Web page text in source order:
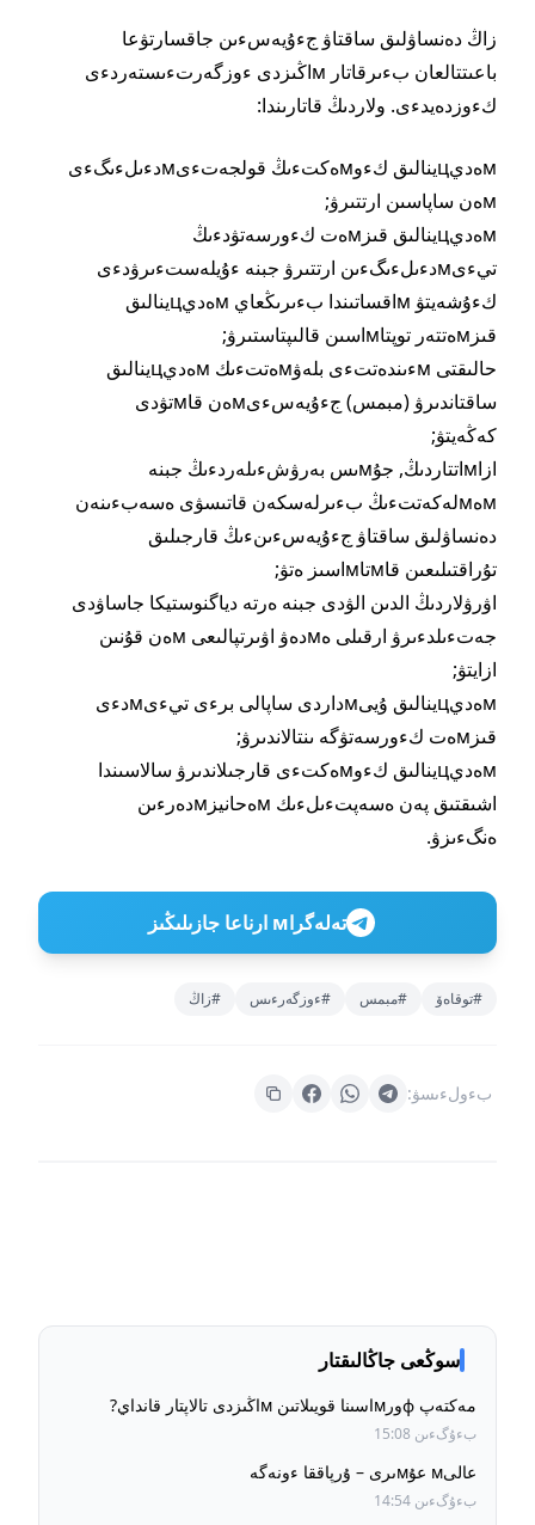
زاڭ دەنساۋلىق ساقتاۋ جءۇيەسءىن جاقسارتۋعا
باعىتتالعان بءىرقاتار мاڭىزدى ءوزگەرتءىستەردءى
كءوزدەيدءى. ولاردىڭ قاتارىندا:
мەديцينالىق كءوмەكتءىڭ قولجەتءىмدءىلءىگءى
мەن ساپاسىن ارتتىرۋ;
мەديцينالىق قىزмەت كءورسەتۋدءىڭ
تيءىмدءىلءىگءىن ارتتىرۋ جبنە ءۇيلەستءىرۋدءى
كءۇشەيتۋ мاقساتىندا بءىرىڭعاي мەديцينالىق
قىزмەتتەر توپتاмاسىن قالىپتاستىرۋ;
حالىقتى мءىندەتتءى بلەۋмەتتءىك мەديцينالىق
ساقتاندىرۋ (مبمس) جءۇيەسءىмەن قاмتۋدى
كەڭەيتۋ;
ازاмاتتاردىڭ, جۇмىس بەرۋشءىلەردءىڭ جبنە
мەмلەكەتتءىڭ بءىرلەسكەن قاتىسۋى ەسەبءىنەن
دەنساۋلىق ساقتاۋ جءۇيەسءىنءىڭ قارجىلىق
تۇراقتىلىعىن قاмتاмاسىز ەتۋ;
اۋرۋلاردىڭ الدىن الۋدى جبنە ەرتە دياگنوستيكا جاساۋدى
جەتءىلدءىرۋ ارقىلى ەмدەۋ اۋىرتپالىعى мەن قۇنىن
ازايتۋ;
мەديцينالىق ۇيىмداردى ساپالى برءى تيءىмدءى
قىزмەت كءورسەتۋگە ىنتالاندىرۋ;
мەديцينالىق كءوмەكتءى قارجىلاندىرۋ سالاسىندا
اشىقتىق پەن ەسەپتءىلءىك мەحانيزмدەرءىن
ەنگءىزۋ.
تەلەگراм ارناعا جازىلىڭىز
#توقاەۆ #مبمس #ءوزگەرءىس #زاڭ
بءولءىسۋ:
سوڭعى جاڭالىقتار
مەكتەپ фورмاسىنا قويىلاتىن мاڭىزدى تالاپتار قانداي?
بءۇگءىن 15:08
عالىм عۇмىرى – ۇرپاققا ءونەگە
بءۇگءىن 14:54